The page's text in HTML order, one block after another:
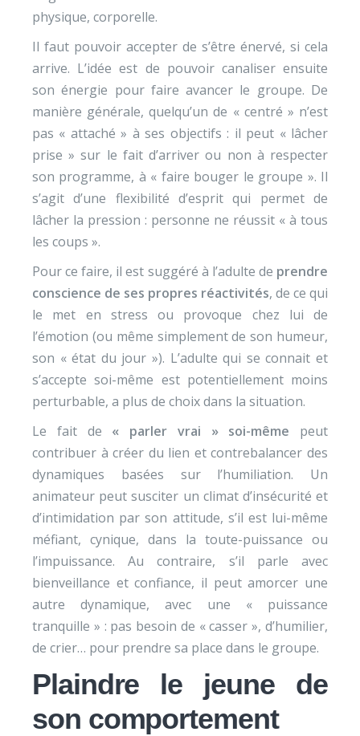
physique, corporelle.
Il faut pouvoir accepter de s’être énervé, si cela
arrive. L’idée est de pouvoir canaliser ensuite
son énergie pour faire avancer le groupe. De
manière générale, quelqu’un de « centré » n’est
pas « attaché » à ses objectifs : il peut « lâcher
prise » sur le fait d’arriver ou non à respecter
son programme, à « faire bouger le groupe ». Il
s’agit d’une flexibilité d’esprit qui permet de
lâcher la pression : personne ne réussit « à tous
les coups ».
Pour ce faire, il est suggéré à l’adulte de prendre
conscience de ses propres réactivités, de ce qui
le met en stress ou provoque chez lui de
l’émotion (ou même simplement de son humeur,
son « état du jour »). L’adulte qui se connait et
s’accepte soi-même est potentiellement moins
perturbable, a plus de choix dans la situation.
Le fait de « parler vrai » soi-même peut
contribuer à créer du lien et contrebalancer des
dynamiques basées sur l’humiliation. Un
animateur peut susciter un climat d’insécurité et
d’intimidation par son attitude, s’il est lui-même
méfiant, cynique, dans la toute-puissance ou
l’impuissance. Au contraire, s’il parle avec
bienveillance et confiance, il peut amorcer une
autre dynamique, avec une « puissance
tranquille » : pas besoin de « casser », d’humilier,
de crier… pour prendre sa place dans le groupe.
Plaindre le jeune de
son comportement